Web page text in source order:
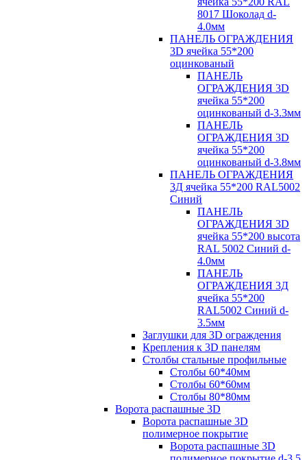
8017 Шоколад d-
4.0мм
ПАНЕЛЬ ОГРАЖДЕНИЯ
3D ячейка 55*200
оцинкованый
ПАНЕЛЬ
ОГРАЖДЕНИЯ 3D
ячейка 55*200
оцинкованый d-3.3мм
ПАНЕЛЬ
ОГРАЖДЕНИЯ 3D
ячейка 55*200
оцинкованый d-3.8мм
ПАНЕЛЬ ОГРАЖДЕНИЯ
3Д ячейка 55*200 RAL5002
Синий
ПАНЕЛЬ
ОГРАЖДЕНИЯ 3D
ячейка 55*200 высота
RAL 5002 Синий d-
4.0мм
ПАНЕЛЬ
ОГРАЖДЕНИЯ 3Д
ячейка 55*200
RAL5002 Синий d-
3.5мм
Заглушки для 3D ограждения
Крепления к 3D панелям
Столбы стальные профильные
Столбы 60*40мм
Столбы 60*60мм
Столбы 80*80мм
Ворота распашные 3D
Ворота распашные 3D
полимерное покрытие
Ворота распашные 3D